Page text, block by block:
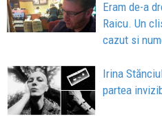
Eram de-a
Raicu. Un
cazut si
Irina
partea